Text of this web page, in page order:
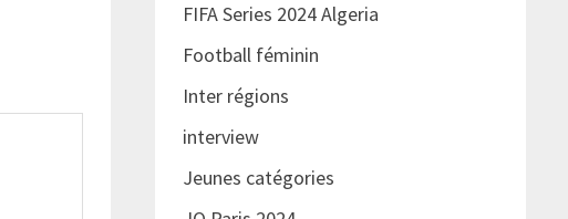
FIFA Series 2024 Algeria
Football féminin
Inter régions
interview
Jeunes catégories